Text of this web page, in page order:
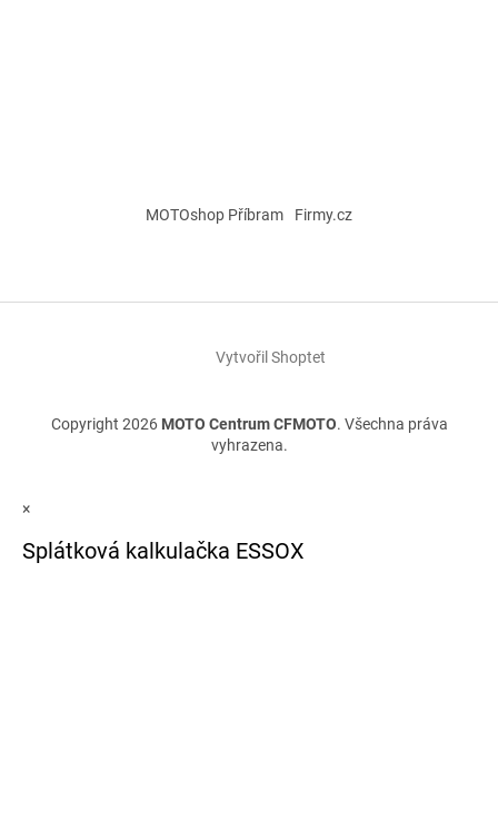
MOTOshop Příbram Firmy.cz
Vytvořil Shoptet
Copyright 2026 MOTO Centrum CFMOTO. Všechna práva
vyhrazena.
×
Splátková kalkulačka ESSOX